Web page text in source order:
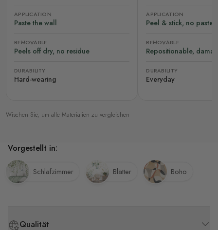
APPLICATION
Paste the wall
REMOVABLE
Peels off dry, no residue
DURABILITY
Hard-wearing
APPLICATION
Peel & stick, no paste
REMOVABLE
Repositionable,
DURABILITY
Everyday
Wischen Sie, um alle Materialien zu vergleichen
Qualität
Vorgestellt in:
Schlafzimmer Blätter Boho